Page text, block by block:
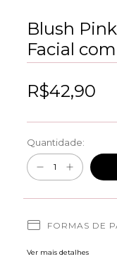
Blush
Facial
R$42,90
Quantidade:
FORMAS DE
Ver mais detalhes